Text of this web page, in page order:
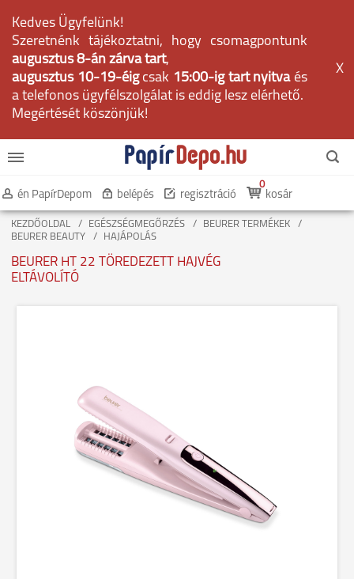
Kedves Ügyfelünk!
Szeretnénk tájékoztatni, hogy csomagpontunk
augusztus 8-án zárva tart,
augusztus 10-19-éig csak 15:00-ig tart nyitvaés
a telefonos ügyfélszolgálat is eddig lesz elérhető.
Megértését köszönjük!
X
én PapírDepom belépés regisztráció kosár
0
KEZDŐOLDAL EGÉSZSÉGMEGŐRZÉS
BEURER TERMÉKEK
BEURER BEAUTY
HAJÁPOLÁS
BEURER HT 22 TÖREDEZETT HAJVÉG
ELTÁVOLÍTÓ